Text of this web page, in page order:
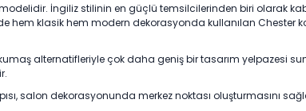
İngiliz stilinin en güçlü temsilcilerinden biri olarak
hem klasik hem modern dekorasyonda kullanılan Chester
alternatifleriyle çok daha geniş bir tasarım yelpazesi
salon dekorasyonunda merkez noktası oluşturmasını